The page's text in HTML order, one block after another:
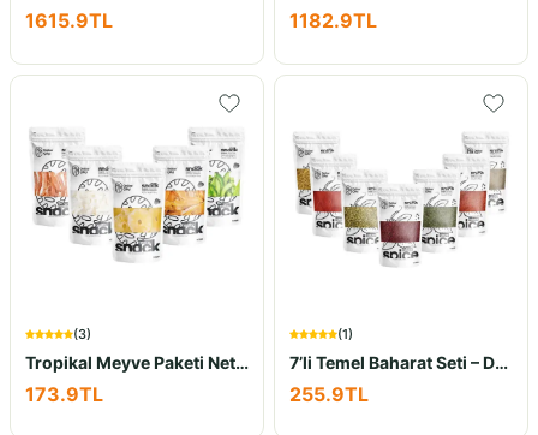
1615.9TL 1182.9TL
(3)
Tropikal Meyve Paketi Net 350Gr
173.9TL
(1)
7’li Temel Baharat Seti – Doğal ve Katkısız Baharat Çeşitleri
255.9TL